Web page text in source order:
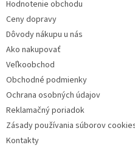
Hodnotenie obchodu
Ceny dopravy
Dôvody nákupu u nás
Ako nakupovať
Veľkoobchod
Obchodné podmienky
Ochrana osobných údajov
Reklamačný poriadok
Zásady používania súborov
Kontakty